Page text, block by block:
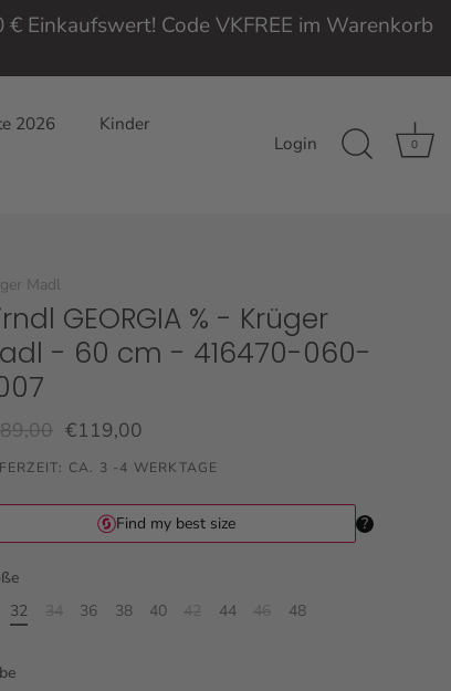
Einkaufswert! Code VKFREE im Warenkorb
2026
Kinder
Login 0
Madl
GEORGIA % - Krüger
- 60 cm - 416470-060-
€119,00
CA. 3 -4 WERKTAGE
32 34 36 38 40 42 44 46 48